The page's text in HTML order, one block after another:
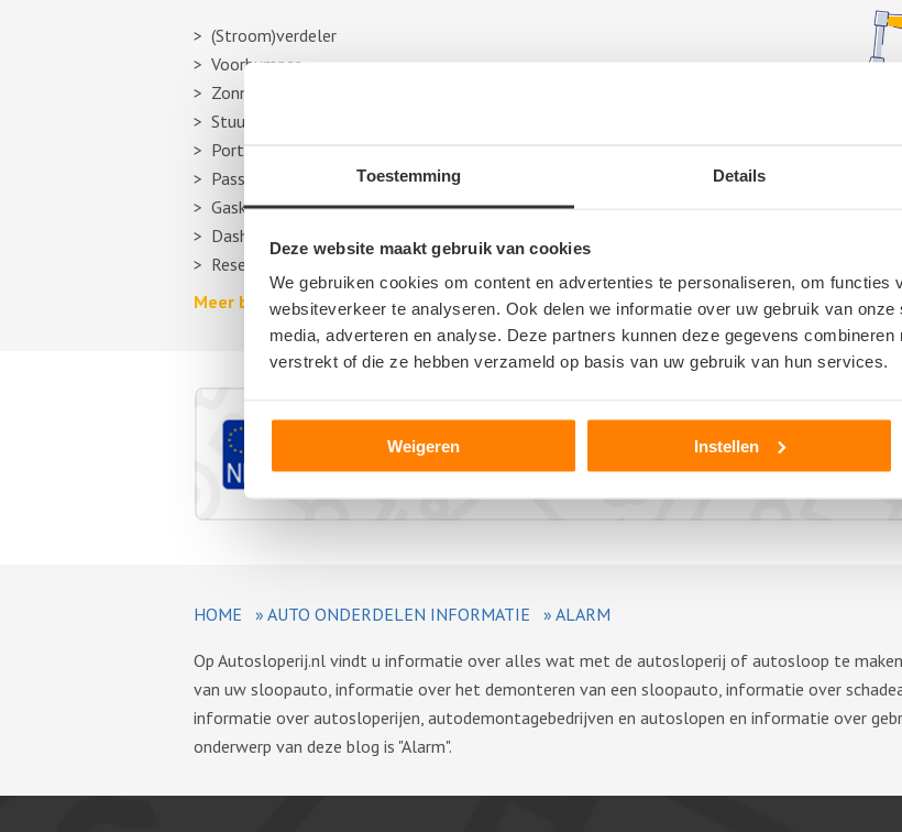
Toestemming Details
Deze website maakt gebruik van cookies
We gebruiken cookies om content en advertenties te personaliseren, om functies
websiteverkeer te analyseren. Ook delen we informatie over uw gebruik van
media, adverteren en analyse. Deze partners kunnen deze gegevens
verstrekt of die ze hebben verzameld op basis van uw gebruik van hun services.
Weigeren Instellen
(Stroom)verdeler
Voorbumper
Zonneklep
Stuurhuishoes
Portier
Passagiersstoel
Gasklep
Dashboard
Reservewiel, reserveband of thuiskomer
Meer berichten over autosloperijen >>
HOME » AUTO ONDERDELEN INFORMATIE » ALARM
Op Autosloperij.nl vindt u informatie over alles wat met de autosloperij of autosloop te
van uw sloopauto, informatie over het demonteren van een sloopauto, informatie over
informatie over autosloperijen, autodemontagebedrijven en autoslopen en informatie over
onderwerp van deze blog is "Alarm".